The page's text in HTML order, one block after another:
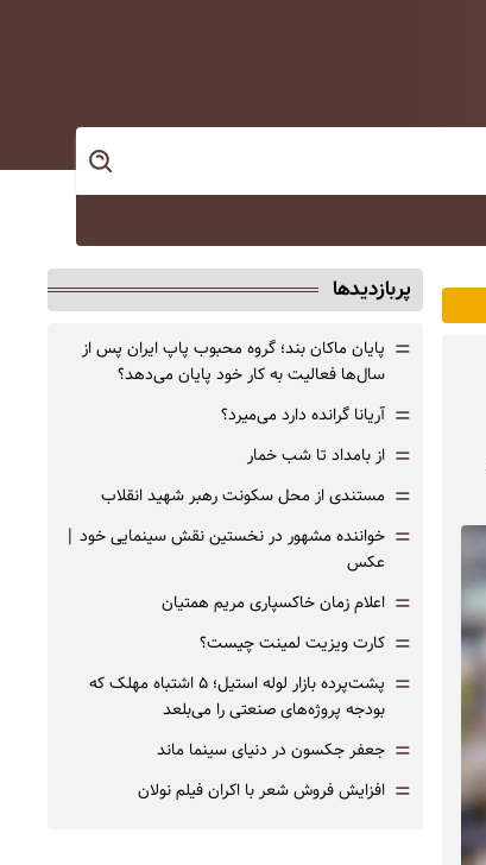
پربازدیدها
= پایان ماکان بند؛ گروه محبوب پاپ ایران پس از
سال‌ها فعالیت به کار خود پایان می‌دهد؟
= آریانا گرانده دارد می‌میرد؟
= از بامداد تا شب خمار
= مستندی از محل سکونت رهبر شهید انقلاب
= خواننده مشهور در نخستین نقش سینمایی خود |‌
عکس
= اعلام زمان خاکسپاری مریم همتیان
= کارت ویزیت لمینت چیست؟
=
پشت‌پرده بازار لوله استیل؛ ۵ اشتباه مهلک که
بودجه پروژه‌های صنعتی را می‌بلعد
= جعفر جکسون در دنیای سینما ماند
= افزایش فروش شعر با اکران فیلم نولان